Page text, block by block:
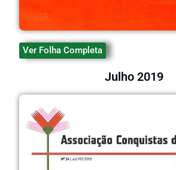
Ver Folha Completa
Julho 2019